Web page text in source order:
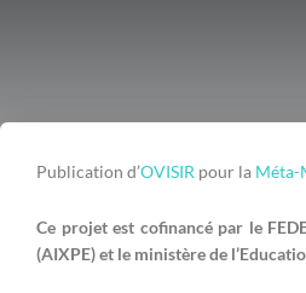
Publication d’OVISIR pour la Méta-
Ce projet est cofinancé par le
(AIXPE) et le ministère de